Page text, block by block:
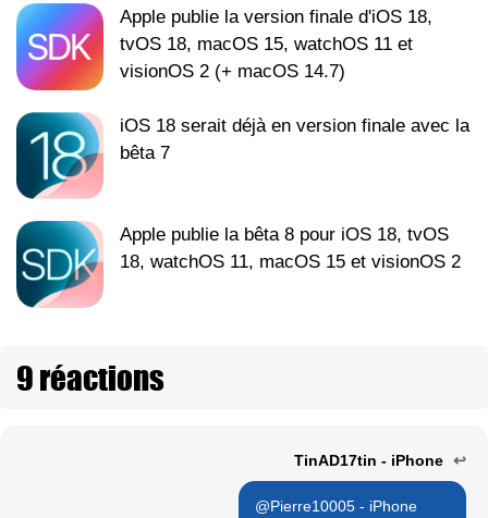
Apple publie la version finale d'iOS 18,
tvOS 18, macOS 15, watchOS 11 et
visionOS 2 (+ macOS 14.7)
iOS 18 serait déjà en version finale avec la
bêta 7
Apple publie la bêta 8 pour iOS 18, tvOS
18, watchOS 11, macOS 15 et visionOS 2
9 réactions
TinAD17tin - iPhone ↩
@Pierre10005 - iPhone